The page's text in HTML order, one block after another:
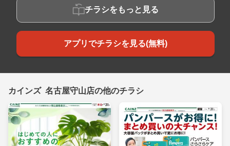
チラシをもっと見る
アプリでチラシを見る(無料)
カインズ 名古屋守山店の他のチラシ